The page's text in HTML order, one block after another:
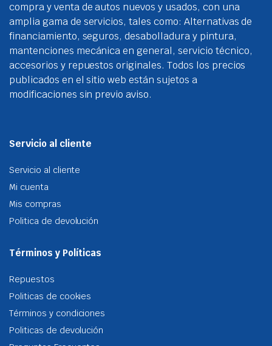
la
compra y venta de autos nuevos y usados, con una
amplia gama de servicios, tales como: Alternativas de
financiamiento, seguros, desabolladura y pintura,
mantenciones mecánica en general, servicio técnico,
accesorios y repuestos originales. Todos los precios
publicados en el sitio web están sujetos a
modificaciones sin previo aviso.
Servicio al cliente
Servicio al cliente
Mi cuenta
Mis compras
Politica de devolución
Términos y Políticas
Repuestos
Politicas de cookies
Términos y condiciones
Politicas de devolución